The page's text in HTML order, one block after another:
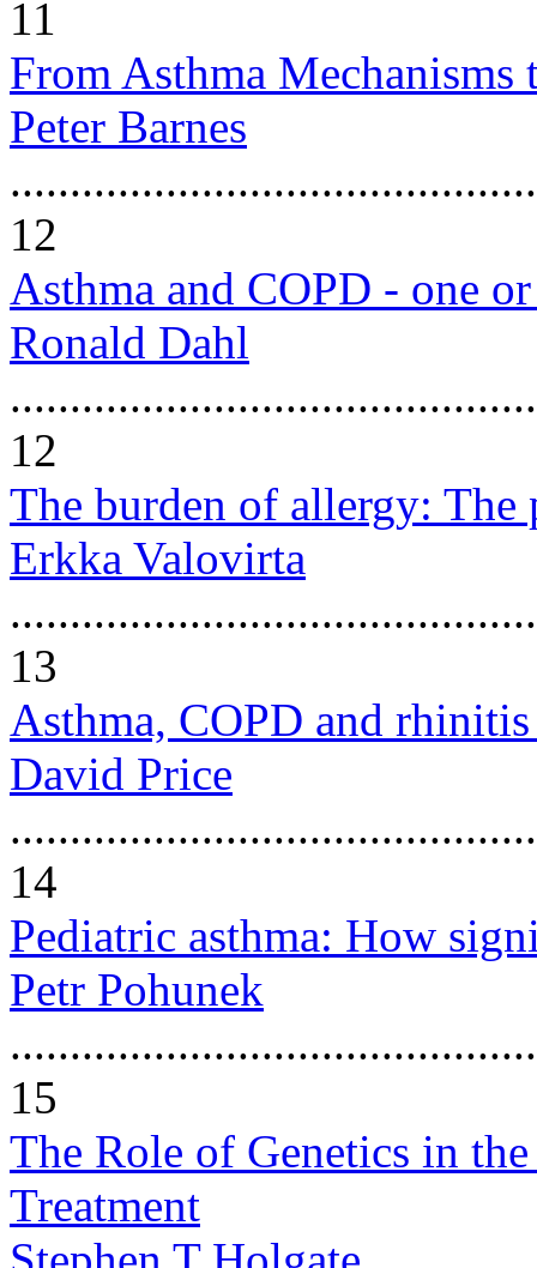
11
From Asthma Mechanisms
Peter Barnes
12
Asthma and COPD - one
Ronald Dahl
12
The burden of allergy: The
Erkka Valovirta
13
Asthma, COPD and
David Price
14
Pediatric asthma: How
Petr Pohunek
15
The Role of Genetics in
Treatment